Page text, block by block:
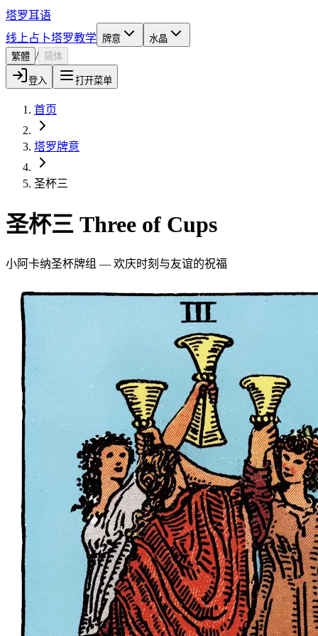
塔罗耳语
线上占卜塔罗教学 牌意
水晶
繁體 / 简体
登入 打开菜单
首页
塔罗牌意
圣杯三
圣杯三 Three of Cups
小阿卡纳圣杯牌组 — 欢庆时刻与友谊的祝福